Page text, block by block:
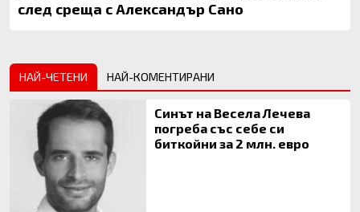
след среща с Александър Сано
НАЙ-ЧЕТЕНИ НАЙ-КОМЕНТИРАНИ
Синът на Весела Лечева
погреба със себе си
биткойни за 2 млн. евро